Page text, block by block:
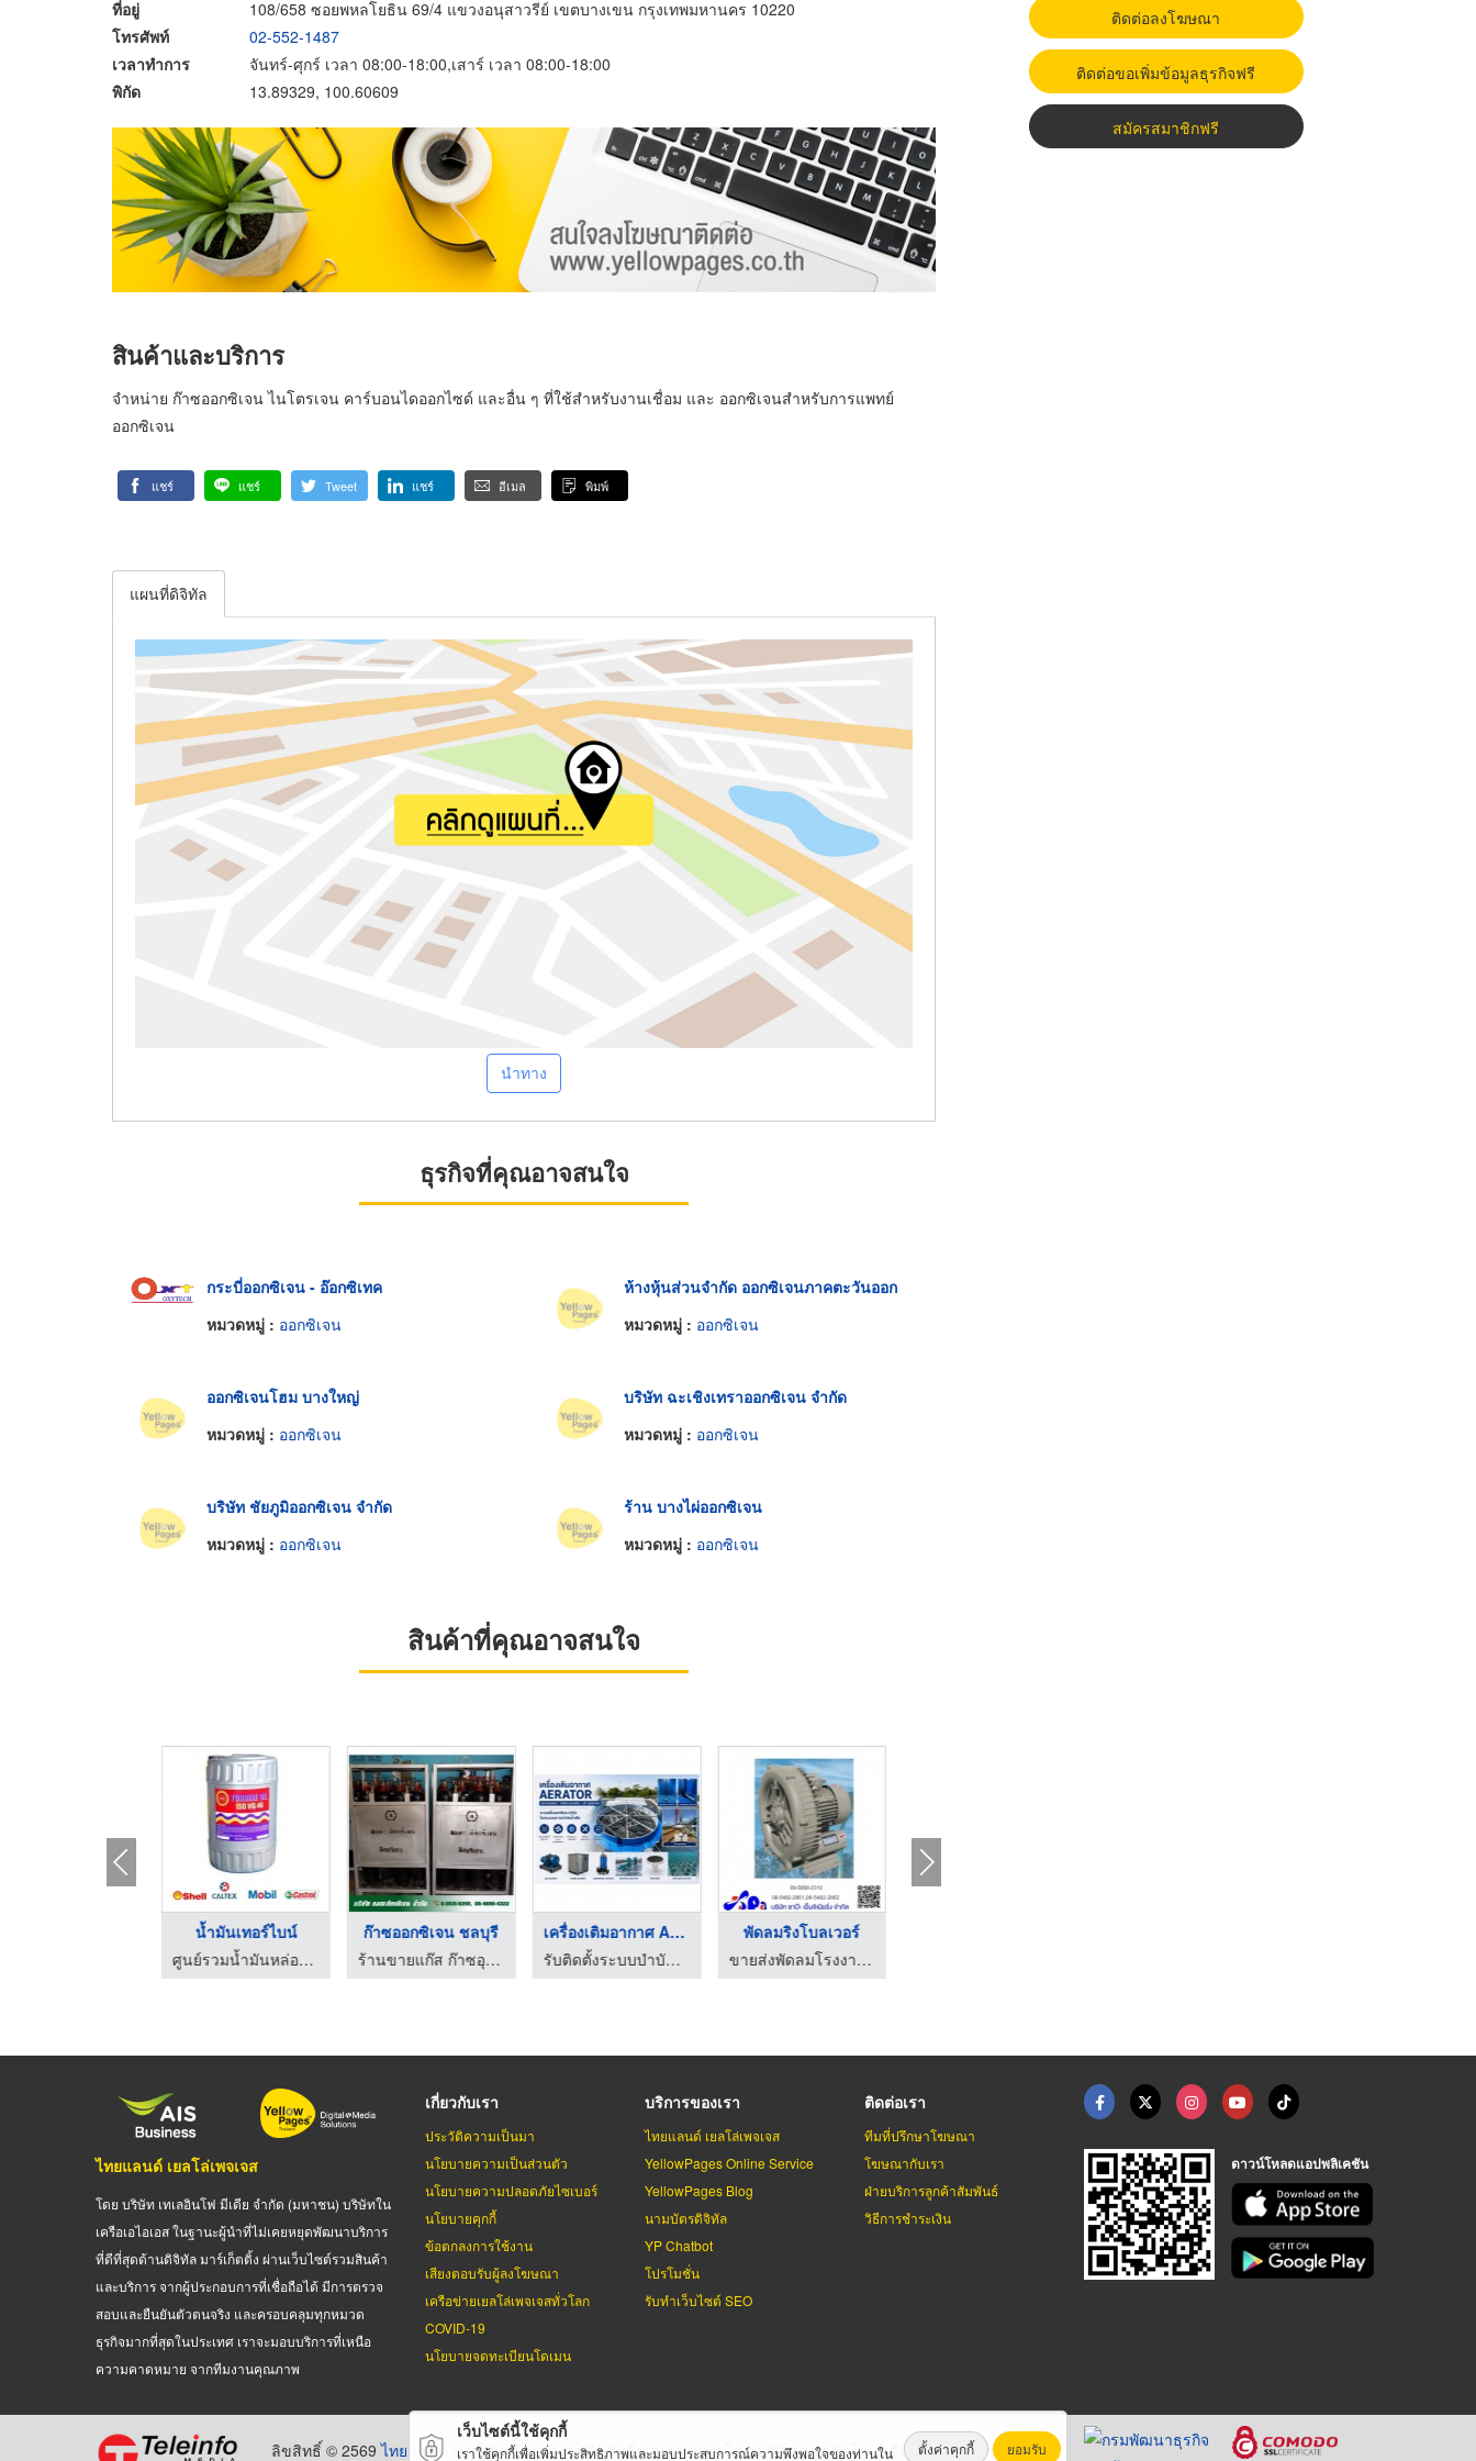
ที่อยู่
108/658 ซอยพหลโยธิน 69/4 แขวงอนุสาวรีย์ เขตบางเขน กรุงเทพมหานคร 10220
โทรศัพท์
02-552-1487
เวลาทำการ
จันทร์-ศุกร์ เวลา 08:00-18:00,เสาร์ เวลา 08:00-18:00
พิกัด
13.89329, 100.60609
สินค้าและบริการ
จำหน่าย ก๊าซออกซิเจน ไนโตรเจน คาร์บอนไดออกไซด์ และอื่น ๆ ที่ใช้สำหรับงานเชื่อม และ ออกซิเจนสำหรับการแพทย์
ออกซิเจน
แชร์ แชร์ Tweet แชร์ อีเมล พิมพ์
แผนที่ดิจิทัล
นำทาง
ธุรกิจที่คุณอาจสนใจ
กระบี่ออกซิเจน - อ๊อกซิเทค
หมวดหมู่ : ออกซิเจน
ห้างหุ้นส่วนจำกัด ออกซิเจนภาคตะวันออก
หมวดหมู่ : ออกซิเจน
ออกซิเจนโฮม บางใหญ่
หมวดหมู่ : ออกซิเจน
บริษัท ฉะเชิงเทราออกซิเจน จำกัด
หมวดหมู่ : ออกซิเจน
บริษัท ชัยภูมิออกซิเจน จำกัด
หมวดหมู่ : ออกซิเจน
ร้าน บางไผ่ออกซิเจน
หมวดหมู่ : ออกซิเจน
สินค้าที่คุณอาจสนใจ
น้ำมันเทอร์ไบน์
ศูนย์รวมน้ำมันหล่อลื่น ธรวิวัฒน์
ก๊าซออกซิเจน ชลบุรี
ร้านขายแก๊ส ก๊าซอุตสาหกรรม - ชลบุรี
เครื่องเติมอากาศ Aer ...
รับติดตั้งระบบบำบัดน้ำเสีย - ไดน่า ฟลูอิด
พัดลมริงโบลเวอร์
ขายส่งพัดลมโรงงาน ขายส่งหน้ากากแอร์
ติดต่อลงโฆษณา
ติดต่อขอเพิ่มข้อมูลธุรกิจฟรี
สมัครสมาชิกฟรี
ไทยแลนด์ เยลโล่เพจเจส
โดย บริษัท เทเลอินโฟ มีเดีย จำกัด (มหาชน) บริษัทใน
เครือเอไอเอส ในฐานะผู้นำที่ไม่เคยหยุดพัฒนาบริการ
ที่ดีที่สุดด้านดิจิทัล มาร์เก็ตติ้ง ผ่านเว็บไซต์รวมสินค้า
และบริการ จากผู้ประกอบการที่เชื่อถือได้ มีการตรวจ
สอบและยืนยันตัวตนจริง และครอบคลุมทุกหมวด
ธุรกิจมากที่สุดในประเทศ เราจะมอบบริการที่เหนือ
ความคาดหมาย จากทีมงานคุณภาพ
เกี่ยวกับเรา
ประวัติความเป็นมา
นโยบายความเป็นส่วนตัว
นโยบายความปลอดภัยไซเบอร์
นโยบายคุกกี้
ข้อตกลงการใช้งาน
เสียงตอบรับผู้ลงโฆษณา
เครือข่ายเยลโล่เพจเจสทั่วโลก
COVID-19
นโยบายจดทะเบียนโดเมน
บริการของเรา
ไทยแลนด์ เยลโล่เพจเจส
YellowPages Online Service
YellowPages Blog
นามบัตรดิจิทัล
YP Chatbot
โปรโมชั่น
รับทำเว็บไซต์ SEO
ติดต่อเรา
ทีมที่ปรึกษาโฆษณา
โฆษณากับเรา
ฝ่ายบริการลูกค้าสัมพันธ์
วิธีการชำระเงิน
ดาวน์โหลดแอปพลิเคชัน
ลิขสิทธิ์ © 2569ไทยแลนด์ เยลโล่เพจเจสสงวนลิขสิทธิ์ตามกฏหมาย โดยบริษัท เทเลอินโฟ มีเดีย จำกัด (มหาชน)
เว็บไซต์นี้ใช้คุกกี้
เราใช้คุกกี้เพื่อเพิ่มประสิทธิภาพและมอบประสบการณ์ความพึงพอใจของท่านใน ตั้งค่าคุกกี้ ยอมรับ